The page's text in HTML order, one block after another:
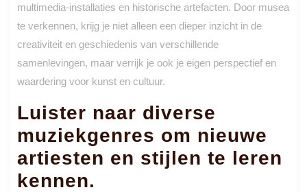
multimedia-installaties en historische artefacten. Door musea
te verkennen, krijg je niet alleen een dieper inzicht in de
creativiteit en geschiedenis van verschillende
samenlevingen, maar verrijk je ook je eigen perspectief en
waardering voor kunst en cultuur.
Luister naar diverse
muziekgenres om nieuwe
artiesten en stijlen te leren
kennen.